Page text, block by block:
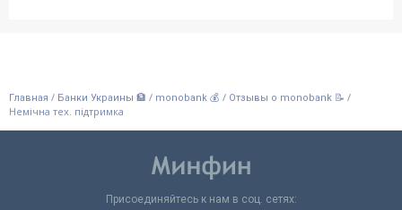
Главная / Банки Украины 🏦 / monobank 💰 / Отзывы о monobank 📝 /
Немічна тех. підтримка
Присоединяйтесь к нам в соц. сетях: